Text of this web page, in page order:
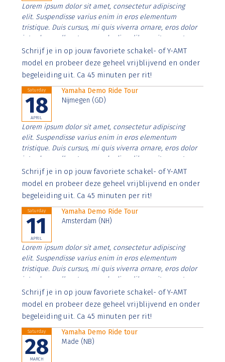
Lorem ipsum dolor sit amet, consectetur adipiscing
elit. Suspendisse varius enim in eros elementum
tristique. Duis cursus, mi quis viverra ornare, eros dolor
interdum nulla, ut commodo diam libero vitae erat.
Aenean faucibus nibh et justo cursus id rutrum lorem
imperdiet. Nunc ut sem vitae risus tristique posuere.
Schrijf je in op jouw favoriete schakel- of Y-AMT
model en probeer deze geheel vrijblijvend en onder
begeleiding uit. Ca 45 minuten per rit!
Saturday
18
APRIL
Yamaha Demo Ride Tour
Nijmegen (GD)
Lorem ipsum dolor sit amet, consectetur adipiscing
elit. Suspendisse varius enim in eros elementum
tristique. Duis cursus, mi quis viverra ornare, eros dolor
interdum nulla, ut commodo diam libero vitae erat.
Aenean faucibus nibh et justo cursus id rutrum lorem
imperdiet. Nunc ut sem vitae risus tristique posuere.
Schrijf je in op jouw favoriete schakel- of Y-AMT
model en probeer deze geheel vrijblijvend en onder
begeleiding uit. Ca 45 minuten per rit!
Saturday
11
APRIL
Yamaha Demo Ride Tour
Amsterdam (NH)
Lorem ipsum dolor sit amet, consectetur adipiscing
elit. Suspendisse varius enim in eros elementum
tristique. Duis cursus, mi quis viverra ornare, eros dolor
interdum nulla, ut commodo diam libero vitae erat.
Aenean faucibus nibh et justo cursus id rutrum lorem
imperdiet. Nunc ut sem vitae risus tristique posuere.
Schrijf je in op jouw favoriete schakel- of Y-AMT
model en probeer deze geheel vrijblijvend en onder
begeleiding uit. Ca 45 minuten per rit!
Saturday
28
MARCH
Yamaha Demo Ride tour
Made (NB)